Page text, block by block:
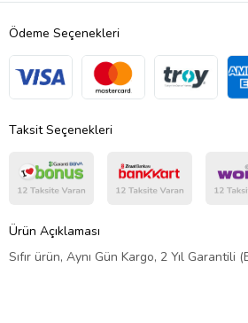
Ödeme Seçenekleri
Taksit Seçenekleri
Ürün Açıklaması
Sıfır ürün, Aynı Gün Kargo, 2 Yıl Garantili